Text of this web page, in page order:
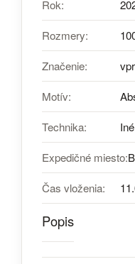
Rok:
Rozmery:
Značenie:
Motív:
Technika:
Expedičné miesto:
Čas vloženia:
Popis